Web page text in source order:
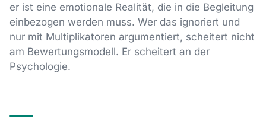
er ist eine emotionale Realität, die in die Begleitung
einbezogen werden muss. Wer das ignoriert und
nur mit Multiplikatoren argumentiert, scheitert nicht
am Bewertungsmodell. Er scheitert an der
Psychologie.